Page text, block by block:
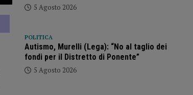
5 Agosto 2026
POLITICA
Autismo, Murelli (Lega): “No al taglio dei
fondi per il Distretto di Ponente”
5 Agosto 2026